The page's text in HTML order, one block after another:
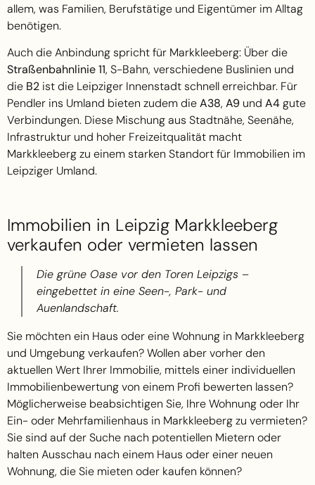
allem, was Familien, Berufstätige und Eigentümer im Alltag
benötigen.
Auch die Anbindung spricht für Markkleeberg: Über die
Straßenbahnlinie 11, S-Bahn, verschiedene Buslinien und
die B2 ist die Leipziger Innenstadt schnell erreichbar. Für
Pendler ins Umland bieten zudem dieA38, A9 und A4gute
Verbindungen. Diese Mischung aus Stadtnähe, Seenähe,
Infrastruktur und hoher Freizeitqualität macht
Markkleeberg zu einem starken Standort für Immobilien im
Leipziger Umland.
Immobilien in Leipzig Markkleeberg
verkaufen oder vermieten lassen
Die grüne Oase vor den Toren Leipzigs –
eingebettet in eine Seen-, Park- und
Auenlandschaft.
Sie möchten ein Haus oder eine Wohnung in Markkleeberg
und Umgebung verkaufen? Wollen aber vorher den
aktuellen Wert Ihrer Immobilie, mittels einer individuellen
Immobilienbewertung von einem Profi bewerten lassen?
Möglicherweise beabsichtigen Sie, Ihre Wohnung oder Ihr
Ein- oder Mehrfamilienhaus in Markkleeberg zu vermieten?
Sie sind auf der Suche nach potentiellen Mietern oder
halten Ausschau nach einem Haus oder einer neuen
Wohnung, die Sie mieten oder kaufen können?